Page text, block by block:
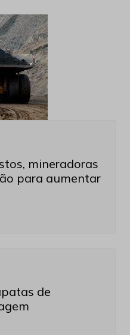
mineradoras
para aumentar
de